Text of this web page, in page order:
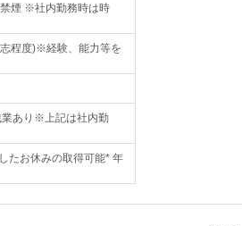
煙 ※社内勤務時は時
程度)※経験、能力等を
あり※上記は社内勤
たお休みの取得可能* 年